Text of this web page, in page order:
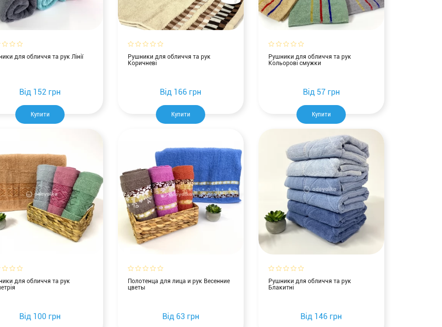
для обличчя та рук Лінії
Купити
Від 152 грн
Рушники для обличчя та рук
Коричневі
Купити
Від 166 грн
Рушники для обличчя та рук
Кольорові смужки
Купити
Від57 грн
для обличчя та рук
Від 100 грн
Полотенца для лица и рук Весенние
цветы
Від63 грн
Рушники для обличчя та рук
Блакитні
Від 146 грн